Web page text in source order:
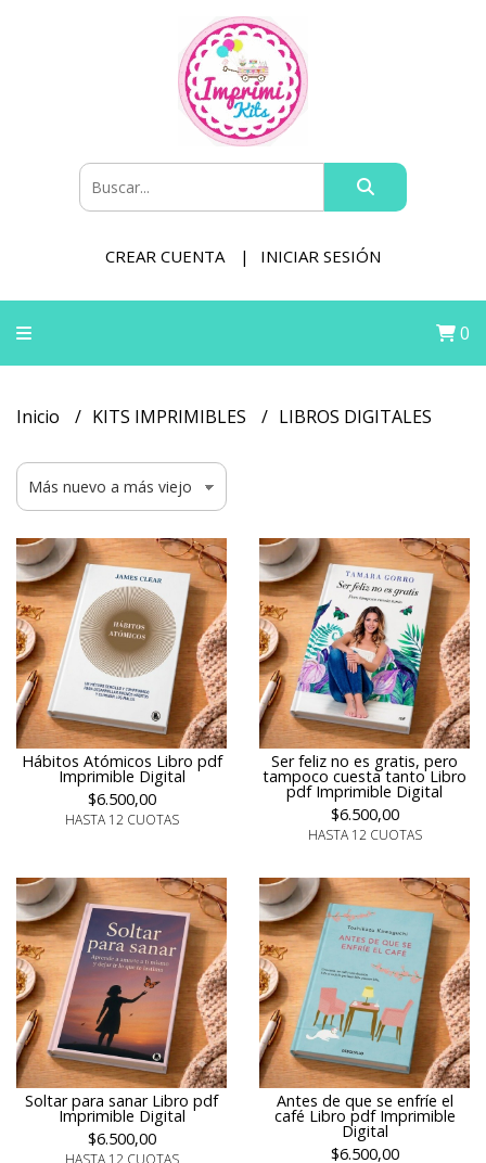
CREAR CUENTA INICIAR SESIÓN
0
Inicio KITS IMPRIMIBLES LIBROS DIGITALES
Hábitos Atómicos Libro pdf
Imprimible Digital
$6.500,00
HASTA 12 CUOTAS
Ser feliz no es gratis, pero
tampoco cuesta tanto Libro
pdf Imprimible Digital
$6.500,00
HASTA 12 CUOTAS
Soltar para sanar Libro pdf
Imprimible Digital
$6.500,00
HASTA 12 CUOTAS
Antes de que se enfríe el
café Libro pdf Imprimible
Digital
$6.500,00